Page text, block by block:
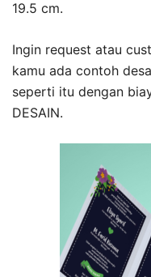
19.5 cm.
Ingin request atau
kamu ada contoh
seperti itu dengan
DESAIN.